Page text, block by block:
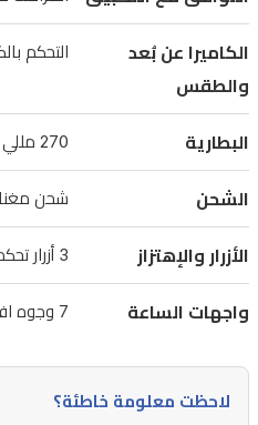
Dafit.
تدعم
البلوتوث
5.3
للمكالمات
والإشعارات.
بطارية
تقدم
5–
7
استخدام
و10–
الكاميرا عن بُعد
والطقس
التحكم
البطارية 270 مللي أمبير/ساعة
الشحن شحن
الأزرار والإهتزاز 3 أزرار تحكم وإهتزاز للإشعارات
واجهات الساعة 7 وجوه افتراضية + وجه قابل للتخصيص
لاحظت معلومة خاطئة؟